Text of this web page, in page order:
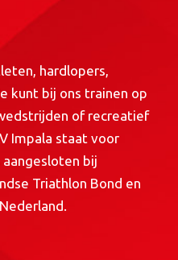
hardlopers,
kunt bij ons trainen op
of recreatief
Impala staat voor
bij
Triathlon Bond en
.